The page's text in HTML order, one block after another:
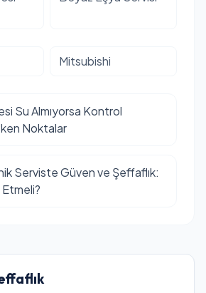
Mitsubishi
Su Almıyorsa Kontrol
Noktalar
Serviste Güven ve Şeffaflık: